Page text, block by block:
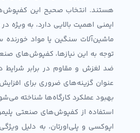
هستند. انتخاب صحیح این
ایمنی اهمیت بالایی دارد، به ویژه
ماشین‌آلات سنگین یا مواد خورنده
توجه به این نیازها، کفپوش‌های
ضد لغزش و مقاوم در برابر شرایط
عنوان گزینه‌های ضروری برای
بهبود عملکرد کارگاه‌ها شناخته
استفاده از کفپوش‌های صنعتی
اپوکسی و پلی‌اورتان، به دلیل